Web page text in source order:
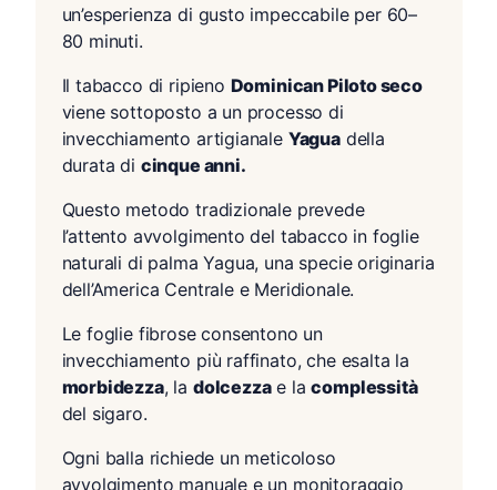
un’esperienza di gusto impeccabile per 60–
80 minuti.
Il tabacco di ripieno Dominican Piloto seco
viene sottoposto a un processo di
invecchiamento artigianale Yaguadella
durata di cinque anni.
Questo metodo tradizionale prevede
l’attento avvolgimento del tabacco in foglie
naturali di palma Yagua, una specie originaria
dell’America Centrale e Meridionale.
Le foglie fibrose consentono un
invecchiamento più raffinato, che esalta la
morbidezza, la dolcezzae lacomplessità
del sigaro.
Ogni balla richiede un meticoloso
avvolgimento manuale e un monitoraggio